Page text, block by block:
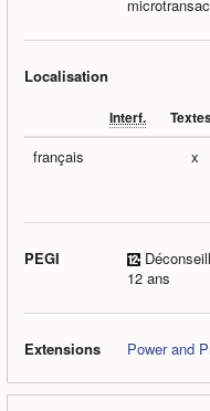
Localisation
Interf.
français x
PEGI
12 ans
Extensions Power and